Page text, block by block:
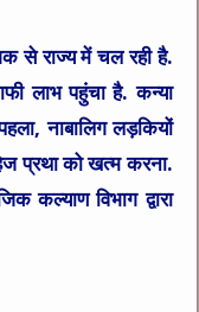
से राज्य में चल रही है.
लाभ पहुंचा है. कन्या
नाबालिग लड़कियों
प्रथा को खत्म करना.
कल्याण विभाग द्वारा